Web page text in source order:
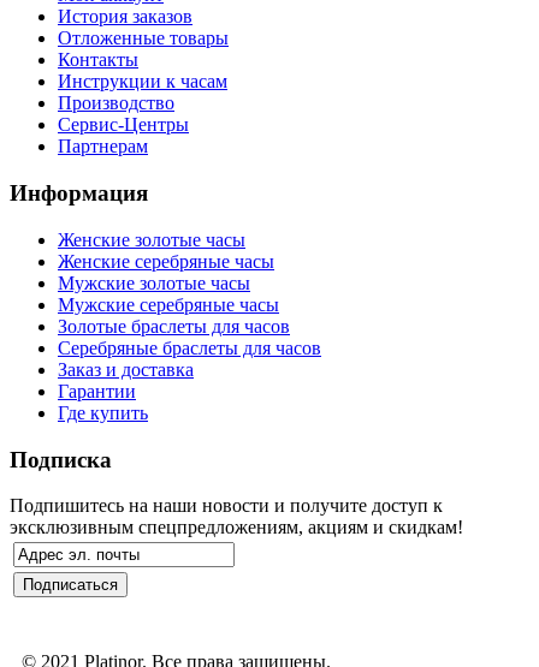
История заказов
Отложенные товары
Контакты
Инструкции к часам
Производство
Сервис-Центры
Партнерам
Информация
Женские золотые часы
Женские серебряные часы
Мужские золотые часы
Мужские серебряные часы
Золотые браслеты для часов
Серебряные браслеты для часов
Заказ и доставка
Гарантии
Где купить
Подписка
Подпишитесь на наши новости и получите доступ к
эксклюзивным спецпредложениям, акциям и скидкам!
© 2021 Platinor. Все права защищены.